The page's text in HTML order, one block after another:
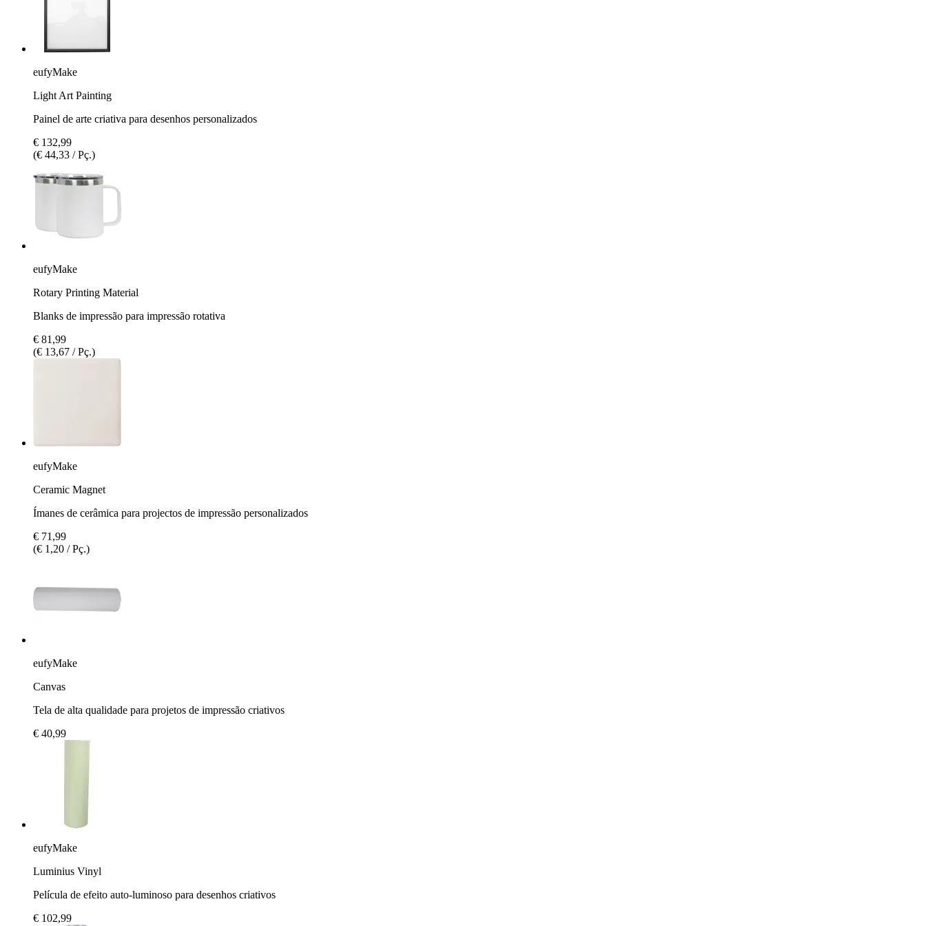
eufyMake
Light Art Painting
Painel de arte criativa para desenhos personalizados
€ 132,99
(€ 44,33 / Pç.)
eufyMake
Rotary Printing Material
Blanks de impressão para impressão rotativa
€ 81,99
(€ 13,67 / Pç.)
eufyMake
Ceramic Magnet
Ímanes de cerâmica para projectos de impressão personalizados
€ 71,99
(€ 1,20 / Pç.)
eufyMake
Canvas
Tela de alta qualidade para projetos de impressão criativos
€ 40,99
eufyMake
Luminius Vinyl
Película de efeito auto-luminoso para desenhos criativos
€ 102,99